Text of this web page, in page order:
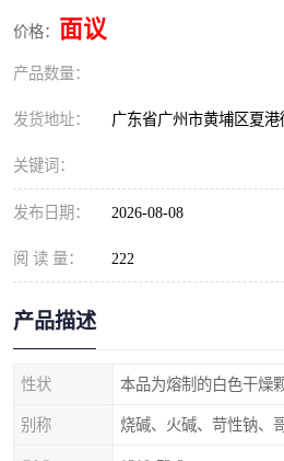
价格： 面议
产品数量：
发货地址： 广东省广州市黄埔区夏港
关键词：
发布日期： 2026-08-08
阅 读 量： 222
产品描述
性状
别称 烧碱、火碱、苛性钠、
聚合硫酸铁
大苏打
元明粉